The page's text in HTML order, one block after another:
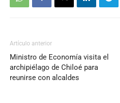
Artículo anterior
Ministro de Economía visita el
archipiélago de Chiloé para
reunirse con alcaldes